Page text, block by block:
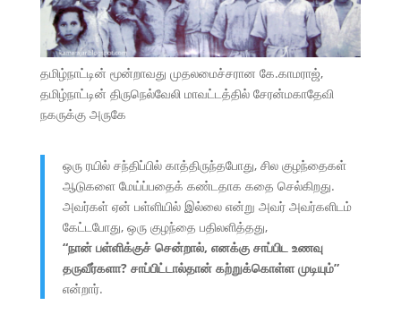
தமிழ்நாட்டின் மூன்றாவது முதலமைச்சரான கே.காமராஜ்,
தமிழ்நாட்டின் திருநெல்வேலி மாவட்டத்தில் சேரன்மகாதேவி
நகருக்கு அருகே
ஒரு ரயில் சந்திப்பில் காத்திருந்தபோது, ​​​​சில குழந்தைகள்
ஆடுகளை மேய்ப்பதைக் கண்டதாக கதை செல்கிறது.
அவர்கள் ஏன் பள்ளியில் இல்லை என்று அவர் அவர்களிடம்
கேட்டபோது, ஒரு குழந்தை பதிலளித்தது,
“நான் பள்ளிக்குச் சென்றால், எனக்கு சாப்பிட உணவு
தருவீர்களா? சாப்பிட்டால்தான் கற்றுக்கொள்ள முடியும்”
என்றார்.